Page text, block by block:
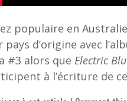
populaire en
pays d’origine avec
#3 alors que Electric
à l’écriture de